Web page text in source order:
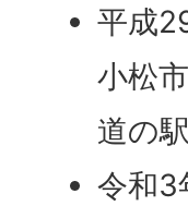
平成
小松
道の
令和3